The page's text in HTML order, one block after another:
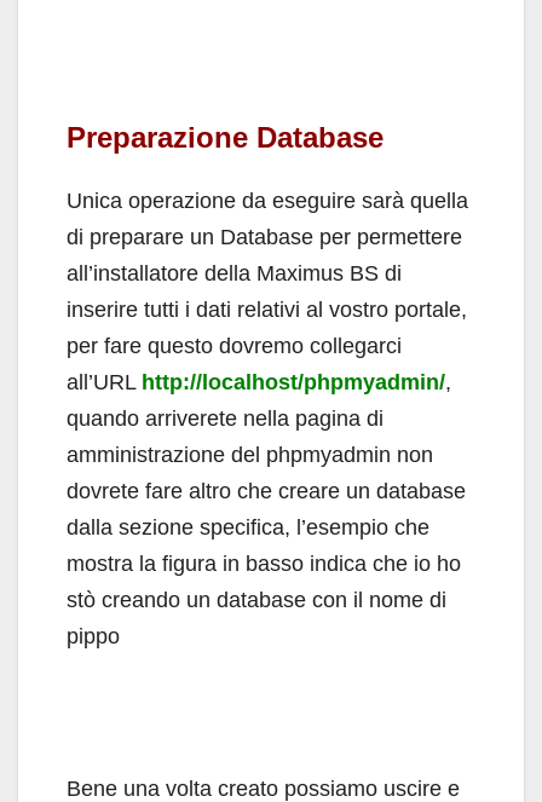
Preparazione Database
Unica operazione da eseguire sarà quella
di preparare un Database per permettere
all’installatore della Maximus BS di
inserire tutti i dati relativi al vostro portale,
per fare questo dovremo collegarci
all’URL http://localhost/phpmyadmin/,
quando arriverete nella pagina di
amministrazione del phpmyadmin non
dovrete fare altro che creare un database
dalla sezione specifica, l’esempio che
mostra la figura in basso indica che io ho
stò creando un database con il nome di
pippo
Bene una volta creato possiamo uscire e